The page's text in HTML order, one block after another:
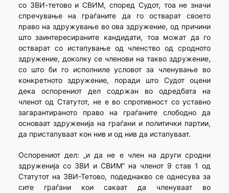
со ЗВИ-тетово и СВИМ, според Судот, тоа не значи
спречување на граѓаните да го остварат своето
право на здружување во ова здружение, од причини
што заинтересираните кандидати, тоа можат да го
остварат со истапување од членство од сродното
здружение, доколку се членови на такво здружение,
со што би го исполниле условот за членување во
конкретното здружение, поради што Судот оцени
дека оспорениот дел содржан во одредбата на
членот од Статутот, не е во спротивност со уставно
загарантираното право на граѓаните слободно да
основаат здруженија на граѓани и политички партии,
да пристапуваат кон нив и од нив да истапуваат.
Оспорениот дел: „и да не е член на други сродни
здруженија со ЗВИ и СВИМ” на членот 9 став 1 од
Статутот на ЗВИ-Тетово, подеднакво се однесува за
сите граѓани кои сакаат да членуваат во